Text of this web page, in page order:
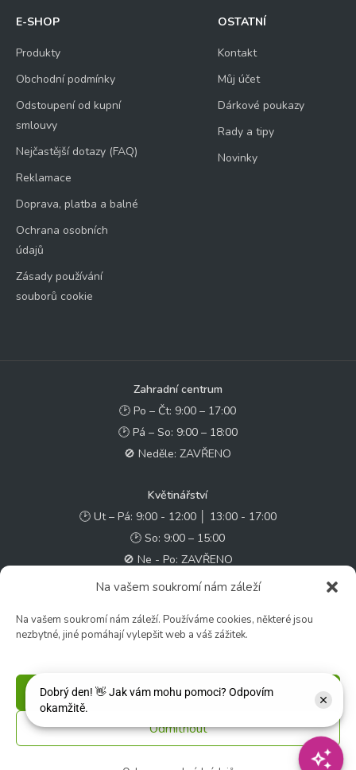
Na vašem soukromí nám záleží
Na vašem soukromí nám záleží. Používáme cookies, některé jsou
nezbytné, jiné pomáhají vylepšit web a váš zážitek.
Příjmout
Odmítnout
E-SHOP
Produkty
Obchodní podmínky
Odstoupení od kupní
smlouvy
Nejčastější dotazy (FAQ)
Reklamace
Doprava, platba a balné
Ochrana osobních
údajů
Zásady používání
souborů cookie
OSTATNÍ
Kontakt
Můj účet
Dárkové poukazy
Rady a tipy
Novinky
Zahradní centrum
🕑 Po – Čt: 9:00 – 17:00
🕑 Pá – So: 9:00 – 18:00
🚫 Neděle: ZAVŘENO
Květinářství
🕑 Ut – Pá: 9:00 - 12:00 │ 13:00 - 17:00
🕑 So: 9:00 – 15:00
🚫 Ne - Po: ZAVŘENO
✉️ e-shop@zcstrakovo.cz
© 2026 Zahradní centrum "Strakovo" s.r.o. – Všechna práva vyhrazena. |
Vytvořilo
inetio s. r. o.